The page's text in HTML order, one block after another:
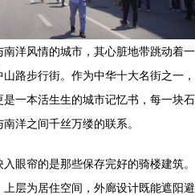
洋风情的城市，其心脏地带跳动着一
路步行街。作为中华十大名街之一，
一本活生生的城市记忆书，每一块石
洋之间千丝万缕的联系。
眼帘的是那些保存完好的骑楼建筑。
层为居住空间，外廊设计既能遮阳避